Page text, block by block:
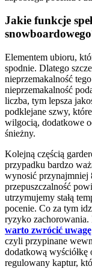
Jakie funkcje
Elementem ubioru,
spodnie. Dlatego
nieprzemakalność
nieprzemakalność
liczba, tym lepsza
podklejane szwy,
wilgocią, dodatkowe
śnieżny.
Kolejną częścią
przypadku bardzo
wynosić przynajmniej
przepuszczalność
utrzymujemy stałą
pocenie. Co za tym
ryzyko zachorowania.
warto zwrócić
czyli przypinane
dodatkową wyściółkę
regulowany kaptur,